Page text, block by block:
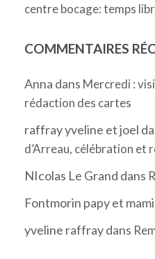
centre bocage: temps
COMMENTAIRES
Anna dans Mercredi :
rédaction des cartes
raffray yveline et joel
d’Arreau, célébration et
NIcolas Le Grand dans
Fontmorin papy et
yveline raffraydans